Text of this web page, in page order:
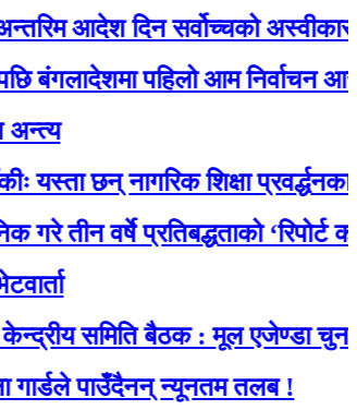
आदेश दिन सर्वोच्चको अस्वीकार,
पहिलो आम निर्वाचन आज
छन् नागरिक शिक्षा प्रवर्द्धनका लागि
वर्षे प्रतिबद्धताको ‘रिपोर्ट कार्ड’
समिति बैठक : मूल एजेण्डा चुनाव
पाउँदैनन् न्यूनतम तलब !